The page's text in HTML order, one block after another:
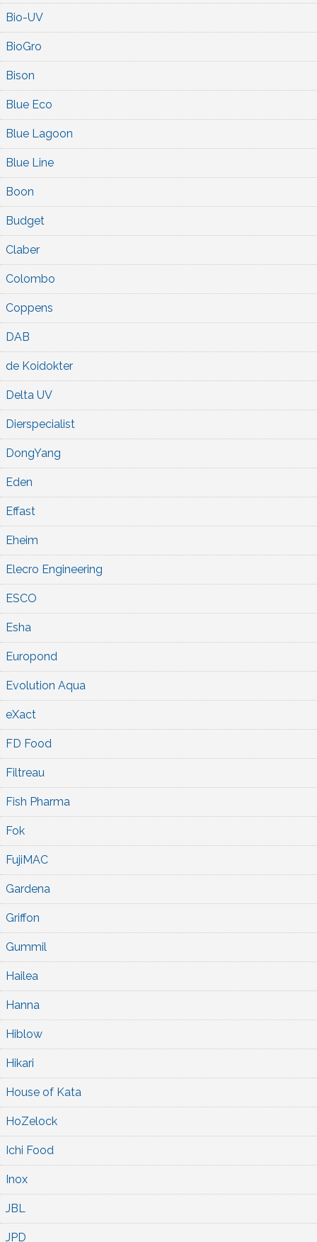
Bio-UV
BioGro
Bison
Blue Eco
Blue Lagoon
Blue Line
Boon
Budget
Claber
Colombo
Coppens
DAB
de Koidokter
Delta UV
Dierspecialist
DongYang
Eden
Effast
Eheim
Elecro Engineering
ESCO
Esha
Europond
Evolution Aqua
eXact
FD Food
Filtreau
Fish Pharma
Fok
FujiMAC
Gardena
Griffon
Gummil
Hailea
Hanna
Hiblow
Hikari
House of Kata
HoZelock
Ichi Food
Inox
JBL
JPD